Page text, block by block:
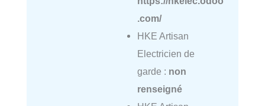
.com/
HKE Artisan
Electricien de
garde : non
renseigné